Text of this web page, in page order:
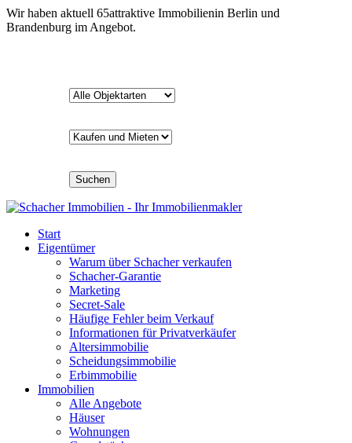
Wir haben aktuell 65attraktive Immobilienin Berlin und
Brandenburg im Angebot.
Suchen
Start
Eigentümer
Warum über Schacher verkaufen
Schacher-Garantie
Marketing
Secret-Sale
Häufige Fehler beim Verkauf
Informationen für Privatverkäufer
Altersimmobilie
Scheidungsimmobilie
Erbimmobilie
Immobilien
Alle Angebote
Häuser
Wohnungen